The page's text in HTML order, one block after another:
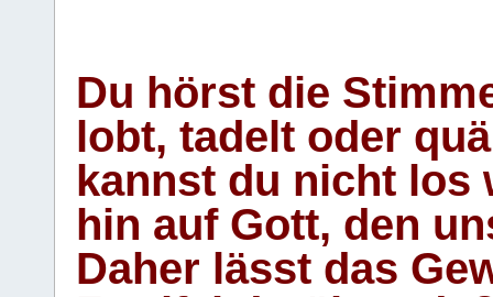
Du hörst die
lobt, tadelt oder
kannst du nicht los
hin auf Gott, den
Daher lässt das